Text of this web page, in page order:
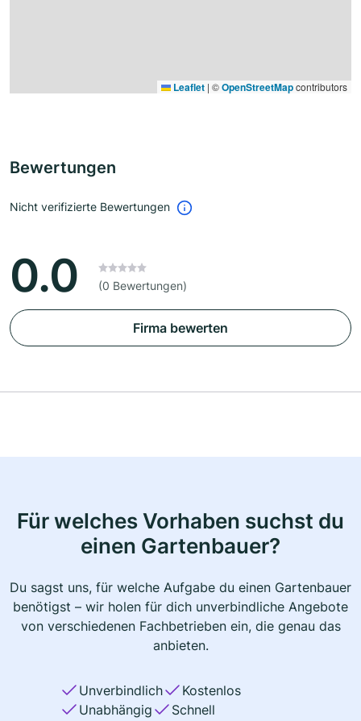
Leaflet | ©OpenStreetMapcontributors
Bewertungen
Nicht verifizierte Bewertungen
0.0 (0 Bewertungen)
Firma bewerten
Für welches Vorhaben suchst du
einen Gartenbauer?
Du sagst uns, für welche Aufgabe du einen Gartenbauer
benötigst – wir holen für dich unverbindliche Angebote
von verschiedenen Fachbetrieben ein, die genau das
anbieten.
Unverbindlich
Kostenlos
Unabhängig
Schnell